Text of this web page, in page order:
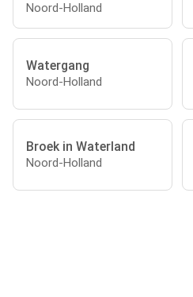
Noord-Holland
Watergang
Noord-Holland
Broek in Waterland
Noord-Holland